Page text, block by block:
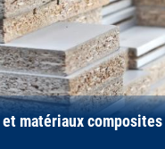
matériaux composites